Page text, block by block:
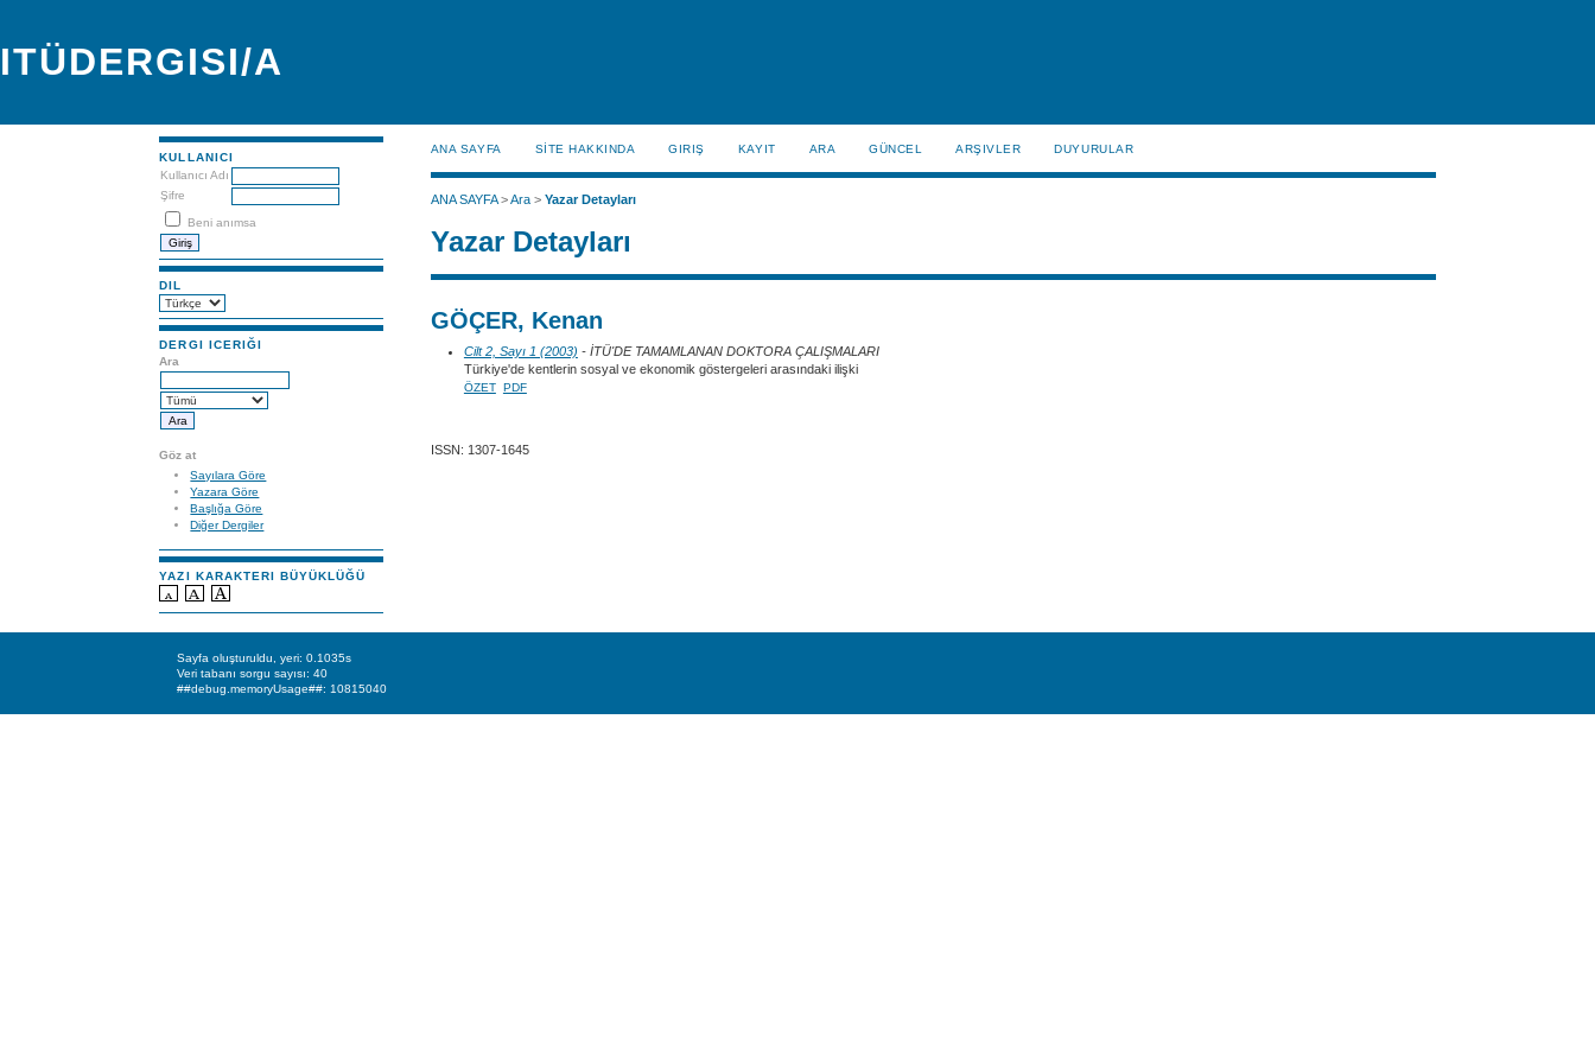
ITÜDERGISI/A
KULLANICI
Kullanıcı Adı
Şifre
Beni anımsa
DIL
DERGI ICERIĞI
Ara
Göz at
Sayılara Göre
Yazara Göre
Başlığa Göre
Diğer Dergiler
YAZI KARAKTERI BÜYÜKLÜĞÜ
ANA SAYFA SİTE HAKKINDA GIRIŞ KAYIT ARA GÜNCEL ARŞIVLER DUYURULAR
ANA SAYFA>Ara> Yazar Detayları
Yazar Detayları
GÖÇER, Kenan
Cilt 2, Sayı 1 (2003) - İTÜ'DE TAMAMLANAN DOKTORA ÇALIŞMALARI
Türkiye'de kentlerin sosyal ve ekonomik göstergeleri arasındaki ilişki
ÖZET PDF
ISSN: 1307-1645
Sayfa oluşturuldu, yeri: 0.1035s
Veri tabanı sorgu sayısı: 40
##debug.memoryUsage##: 10815040